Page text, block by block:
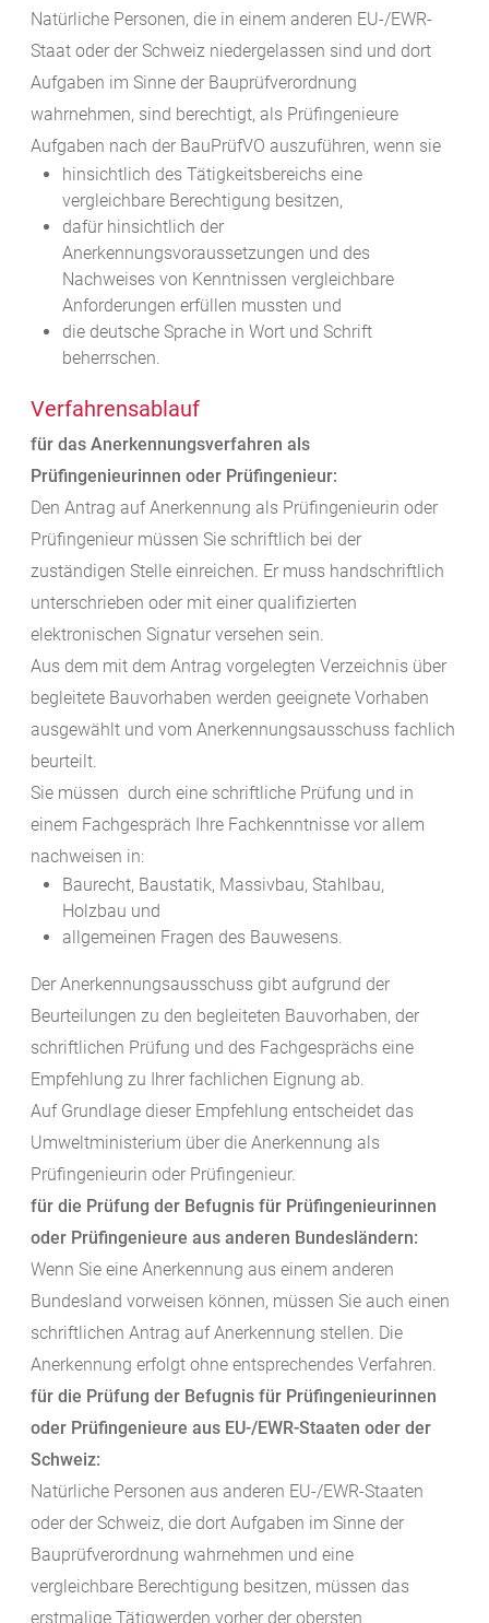
Natürliche Personen, die in einem anderen EU-/EWR-
Staat oder der Schweiz niedergelassen sind und dort
Aufgaben im Sinne der Bauprüfverordnung
wahrnehmen, sind berechtigt, als Prüfingenieure
Aufgaben nach der BauPrüfVO auszuführen, wenn sie
hinsichtlich des Tätigkeitsbereichs eine
vergleichbare Berechtigung besitzen,
dafür hinsichtlich der
Anerkennungsvoraussetzungen und des
Nachweises von Kenntnissen vergleichbare
Anforderungen erfüllen mussten und
die deutsche Sprache in Wort und Schrift
beherrschen.
Verfahrensablauf
für das Anerkennungsverfahren als
Prüfingenieurinnen oder Prüfingenieur:
Den Antrag auf Anerkennung als Prüfingenieurin oder
Prüfingenieur müssen Sie schriftlich bei der
zuständigen Stelle einreichen. Er muss handschriftlich
unterschrieben oder mit einer qualifizierten
elektronischen Signatur versehen sein.
Aus dem mit dem Antrag vorgelegten Verzeichnis über
begleitete Bauvorhaben werden geeignete Vorhaben
ausgewählt und vom Anerkennungsausschuss fachlich
beurteilt.
Sie müssen durch eine schriftliche Prüfung und in
einem Fachgespräch Ihre Fachkenntnisse vor allem
nachweisen in:
Baurecht, Baustatik, Massivbau, Stahlbau,
Holzbau und
allgemeinen Fragen des Bauwesens.
Der Anerkennungsausschuss gibt aufgrund der
Beurteilungen zu den begleiteten Bauvorhaben, der
schriftlichen Prüfung und des Fachgesprächs eine
Empfehlung zu Ihrer fachlichen Eignung ab.
Auf Grundlage dieser Empfehlung entscheidet das
Umweltministerium über die Anerkennung als
Prüfingenieurin oder Prüfingenieur.
für die Prüfung der Befugnis für Prüfingenieurinnen
oder Prüfingenieure aus anderen Bundesländern:
Wenn Sie eine Anerkennung aus einem anderen
Bundesland vorweisen können, müssen Sie auch einen
schriftlichen Antrag auf Anerkennung stellen. Die
Anerkennung erfolgt ohne entsprechendes Verfahren.
für die Prüfung der Befugnis für Prüfingenieurinnen
oder Prüfingenieure aus EU-/EWR-Staaten oder der
Schweiz:
Natürliche Personen aus anderen EU-/EWR-Staaten
oder der Schweiz, die dort Aufgaben im Sinne der
Bauprüfverordnung wahrnehmen und eine
vergleichbare Berechtigung besitzen, müssen das
erstmalige Tätigwerden vorher der obersten